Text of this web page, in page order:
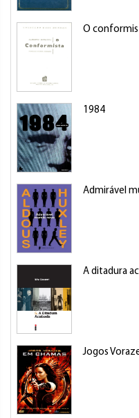
O
1984
Admirável
A ditadura
Jogos